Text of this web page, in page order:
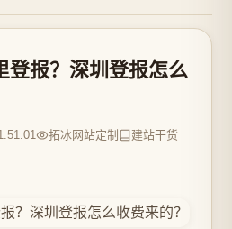
登报？深圳登报怎么
拓冰网站定制 建站干货